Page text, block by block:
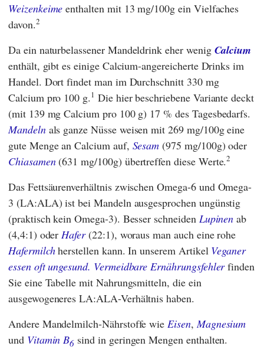
Weizenkeime enthalten mit 13 mg/100g ein Vielfaches
davon.2
Da ein naturbelassener Mandeldrink eher wenig Calcium
enthält, gibt es einige Calcium-angereicherte Drinks im
Handel. Dort findet man im Durchschnitt 330 mg
Calcium pro 100 g.1 Die hier beschriebene Variante deckt
(mit 139 mg Calcium pro 100 g) 17 % des Tagesbedarfs.
Mandelnals ganze Nüsse weisen mit 269 mg/100g eine
gute Menge an Calcium auf, Sesam (975 mg/100g) oder
Chiasamen(631 mg/100g) übertreffen diese Werte.2
Das Fettsäurenverhältnis zwischen Omega-6 und Omega-
3 (LA:ALA) ist bei Mandeln ausgesprochen ungünstig
(praktisch kein Omega-3). Besser schneiden Lupinen ab
(4,4:1) oderHafer(22:1), woraus man auch eine rohe
Hafermilchherstellen kann. In unserem Artikel Veganer
essen oft ungesund. Vermeidbare Ernährungsfehlerfinden
Sie eine Tabelle mit Nahrungsmitteln, die ein
ausgewogeneres LA:ALA-Verhältnis haben.
Andere Mandelmilch-Nährstoffe wieEisen,Magnesium
und Vitamin B6 sind in geringen Mengen enthalten.